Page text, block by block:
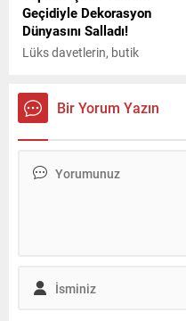
Geçidiyle Dekorasyon
Dünyasını Salladı!
Lüks davetlerin, butik
nabzını tutan camia, son
günlerde tek bir markayı
konuşuyor: YO Candle.
Organizasyon’un kurucusu
yeni bir çağın kapısını
Bir Yorum Yazın